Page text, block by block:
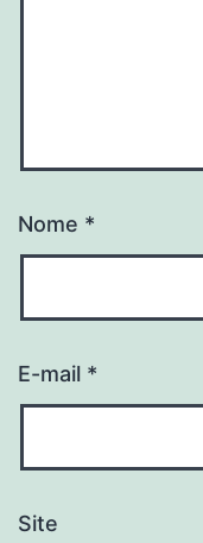
Nome *
E-mail *
Site